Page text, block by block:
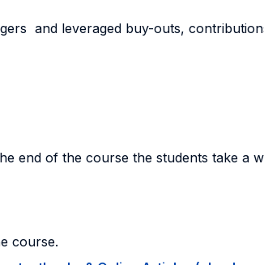
and leveraged buy-outs,
end of the course the students take a
course.